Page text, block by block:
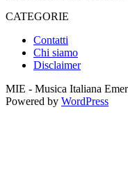
CATEGORIE
Contatti
Chi siamo
Disclaimer
MIE - Musica Italiana
Powered by WordPress